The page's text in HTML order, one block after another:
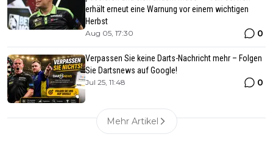
erhält erneut eine Warnung vor einem wichtigen
Herbst
Aug 05, 17:30 0
Verpassen Sie keine Darts-Nachricht mehr – Folgen
Sie Dartsnews auf Google!
Jul 25, 11:48 0
Mehr Artikel